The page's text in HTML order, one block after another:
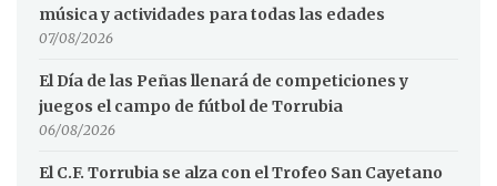
música y actividades para todas las edades
07/08/2026
El Día de las Peñas llenará de competiciones y
juegos el campo de fútbol de Torrubia
06/08/2026
El C.F. Torrubia se alza con el Trofeo San Cayetano